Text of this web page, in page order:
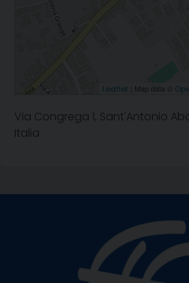
Leaflet | Map data ©
Via Congrega 1, Sant'Antonio
Italia